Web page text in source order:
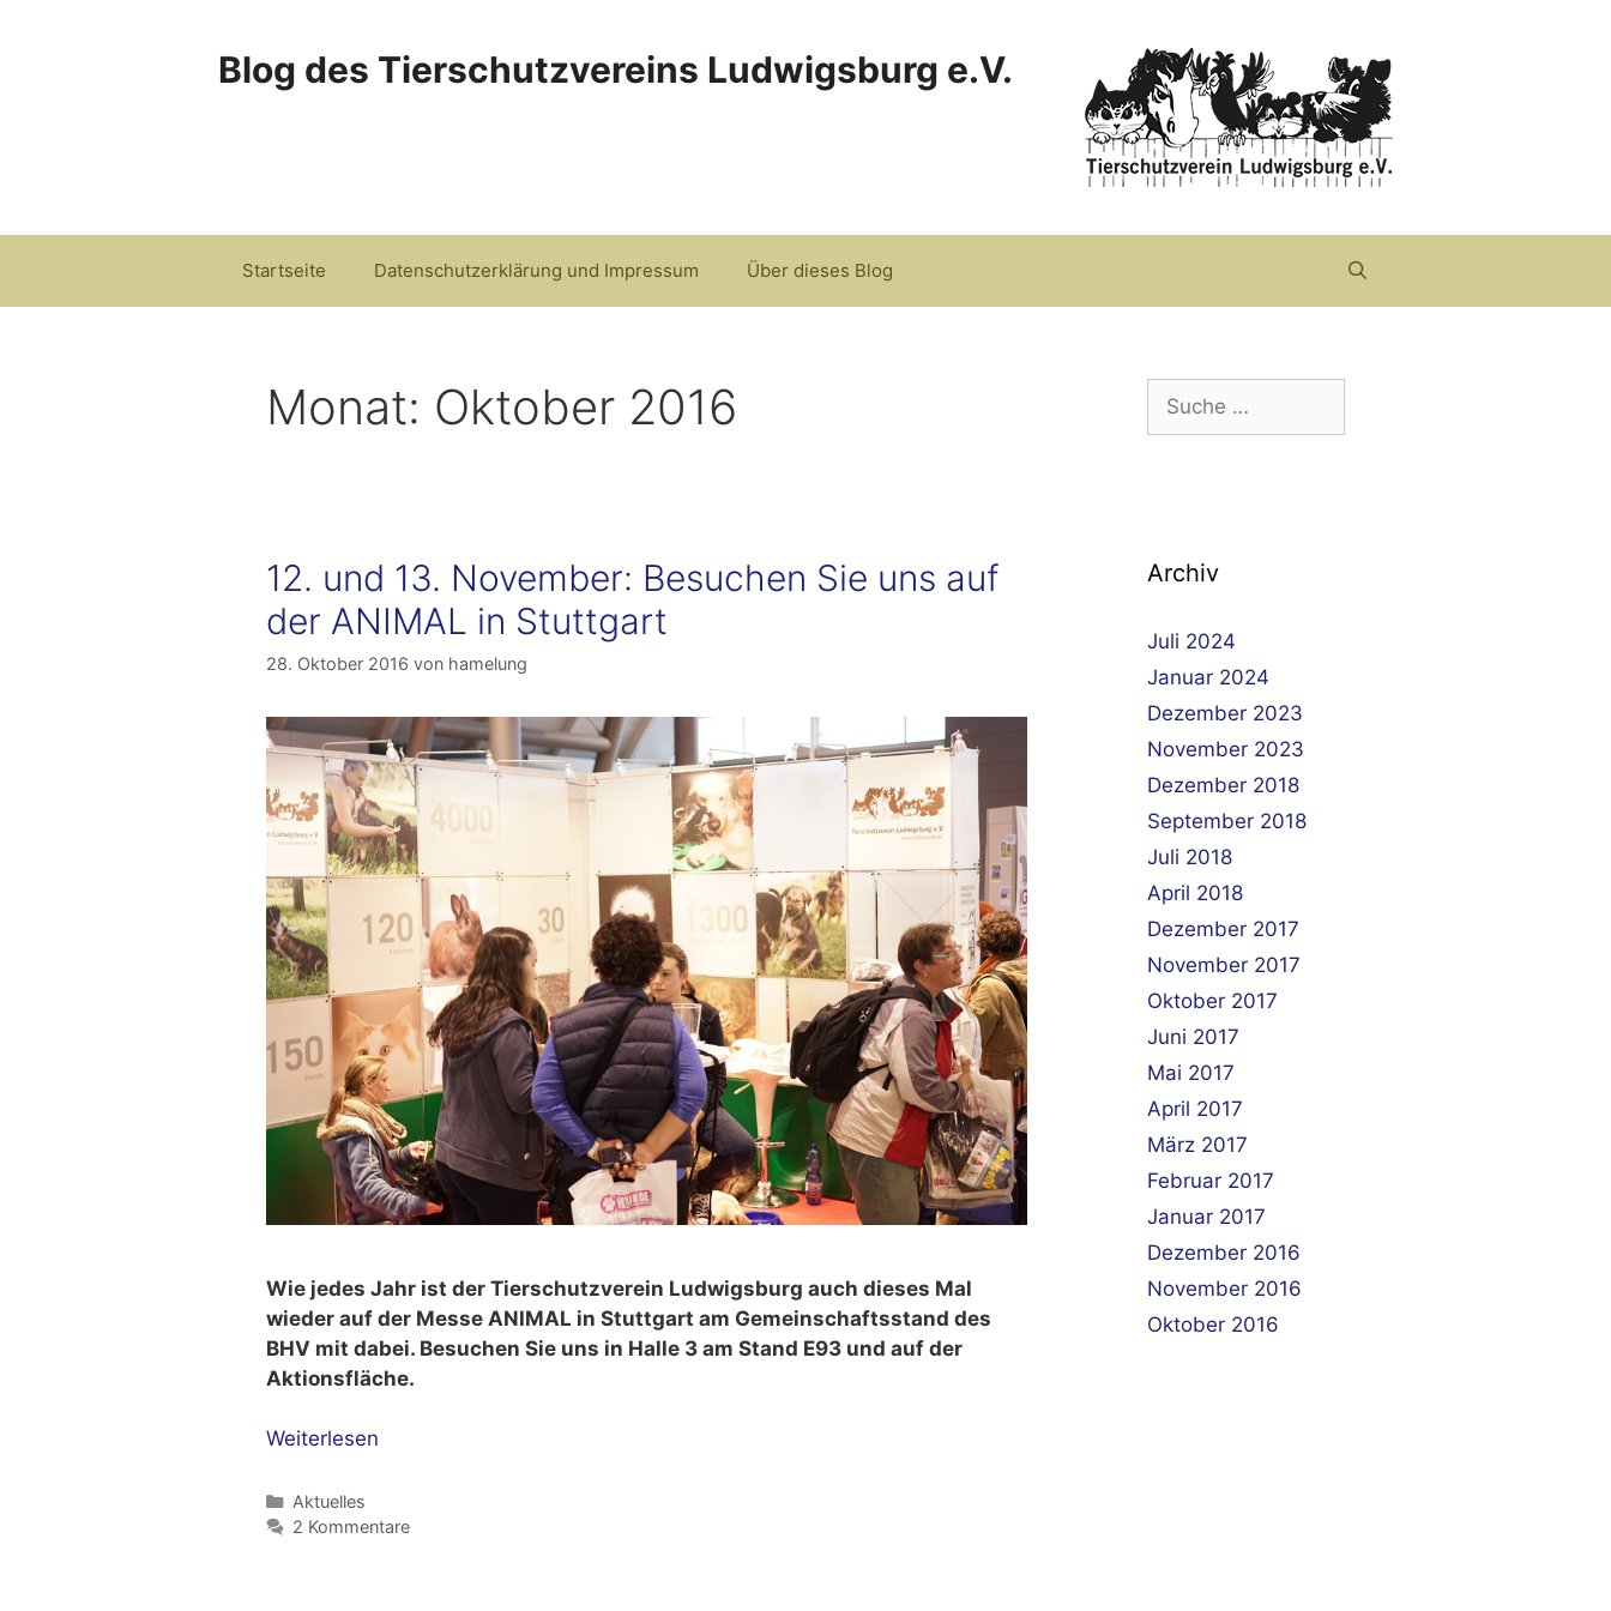
Blog des Tierschutzvereins Ludwigsburg e.V.
Startseite Datenschutzerklärung und Impressum Über dieses Blog
Monat: Oktober 2016
12. und 13. November: Besuchen Sie uns auf
der ANIMAL in Stuttgart
28. Oktober 2016 von hamelung
Wie jedes Jahr ist der Tierschutzverein Ludwigsburg auch dieses Mal
wieder auf der Messe ANIMAL in Stuttgart am Gemeinschaftsstand des
BHV mit dabei. Besuchen Sie uns in Halle 3 am Stand E93 und auf der
Aktionsfläche.
Weiterlesen
Kategorien
Aktuelles
2 Kommentare
Suche
nach:
Archiv
Juli 2024
Januar 2024
Dezember 2023
November 2023
Dezember 2018
September 2018
Juli 2018
April 2018
Dezember 2017
November 2017
Oktober 2017
Juni 2017
Mai 2017
April 2017
März 2017
Februar 2017
Januar 2017
Dezember 2016
November 2016
Oktober 2016